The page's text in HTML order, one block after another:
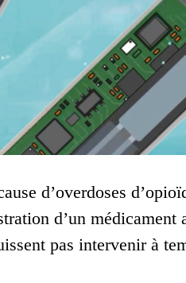
d’overdoses
d’un
pas intervenir à